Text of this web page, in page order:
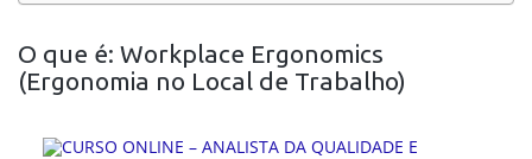
O que é: Workplace Ergonomics
(Ergonomia no Local de Trabalho)